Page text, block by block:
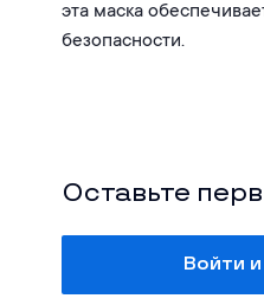
эта маска
безопасности.
Оставьте
Войти